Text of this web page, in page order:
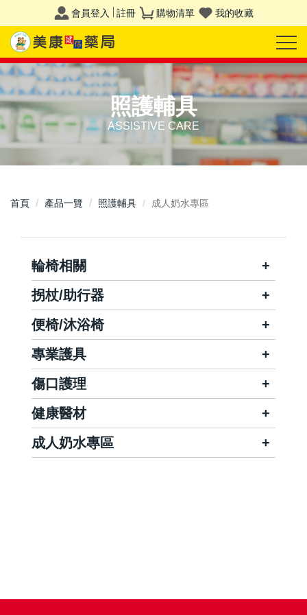
會員登入 註冊 購物清單 我的收藏
照護輔具
ASSISTIVE CARE
首頁 產品一覽 照護輔具 成人奶水專區
輪椅相關
拐杖/助行器
便椅/沐浴椅
專業護具
傷口護理
健康醫材
成人奶水專區